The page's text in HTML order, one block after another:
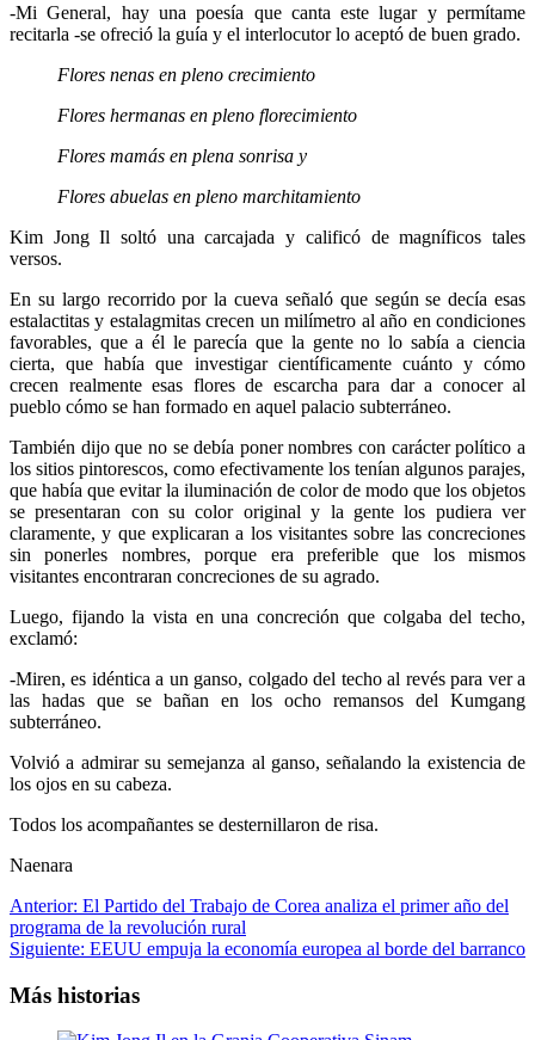
-Mi General, hay una poesía que canta este lugar y permítame
recitarla -se ofreció la guía y el interlocutor lo aceptó de buen grado.
Flores nenas en pleno crecimiento
Flores hermanas en pleno florecimiento
Flores mamás en plena sonrisa y
Flores abuelas en pleno marchitamiento
Kim Jong Il soltó una carcajada y calificó de magníficos tales
versos.
En su largo recorrido por la cueva señaló que según se decía esas
estalactitas y estalagmitas crecen un milímetro al año en condiciones
favorables, que a él le parecía que la gente no lo sabía a ciencia
cierta, que había que investigar científicamente cuánto y cómo
crecen realmente esas flores de escarcha para dar a conocer al
pueblo cómo se han formado en aquel palacio subterráneo.
También dijo que no se debía poner nombres con carácter político a
los sitios pintorescos, como efectivamente los tenían algunos parajes,
que había que evitar la iluminación de color de modo que los objetos
se presentaran con su color original y la gente los pudiera ver
claramente, y que explicaran a los visitantes sobre las concreciones
sin ponerles nombres, porque era preferible que los mismos
visitantes encontraran concreciones de su agrado.
Luego, fijando la vista en una concreción que colgaba del techo,
exclamó:
-Miren, es idéntica a un ganso, colgado del techo al revés para ver a
las hadas que se bañan en los ocho remansos del Kumgang
subterráneo.
Volvió a admirar su semejanza al ganso, señalando la existencia de
los ojos en su cabeza.
Todos los acompañantes se desternillaron de risa.
Naenara
Navegación
de
Anterior: El Partido del Trabajo de Corea analiza el primer año del
programa de la revolución rural
Siguiente: EEUU empuja la economía europea al borde del barranco
Más historias